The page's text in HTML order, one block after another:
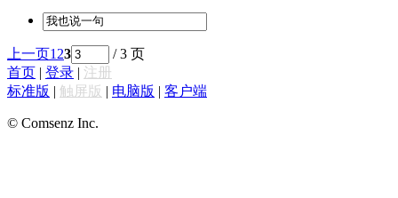
上一页1 23
/ 3 页
首页 | 登录 | 注册
标准版 | 触屏版 | 电脑版 | 客户端
© Comsenz Inc.